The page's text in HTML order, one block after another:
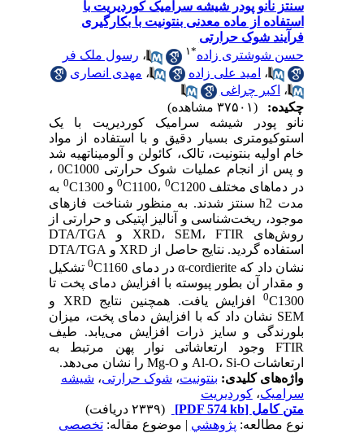
سنتز نانو پودر شیشه سرامیک کوردیریت با
استفاده از ماده معدنی بنتونیت با بکارگیری
فرآیند شوک حرارتی
حسن شوشتری زاده* ۱ ،رسول ملک فر
،امید علی زاده ،مهدی انصاری
،اکبر چراغی
چکیده:
نانو پودر شیشه سرامیک کوردیریت با یک
استوکیومتری بسیار دقیق و با استفاده از مواد
خام اولیه بنتونیت، تالک، کائولن و آلومیناتهیه شد
و پس از انجام عملیات شوک حرارتی 0C1000 ،
در دماهای مختلف
0C1100،0C1200 و 0C1300 به
مدت h2 سنتز شدند. به منظور شناخت فازهای
موجود، ریخت‌شناسی و آنالیز اپتیکی و حرارتی از
روش‌های XRD، SEM، FTIR و DTA/TGA
استفاده گردید. نتایج حاصل از XRD و DTA/TGA
نشان داد که α-cordierite در دمای
0C1160 تشکیل
و مقدار آن بطور پیوسته با افزایش دمای پخت تا
0
C1300 افزایش یافت. همچنین نتایج XRD و
SEM نشان داد که با افزایش دمای پخت، میزان
بلورندگی و سایز ذرات افزایش می‌یابد. طیف
FTIR وجود ارتعاشاتی نوار پهن مرتبط به
ارتعاشات Al-O، Si-O و Mg-O را نشان می‌دهد.
واژه‌های کلیدی:بنتونیت،شوک حرارتی،شیشه
سرامیک،کوردیریت
متن کامل[PDF 574 kb]
نوع مطالعه:پژوهشي| موضوع مقاله:تخصصی